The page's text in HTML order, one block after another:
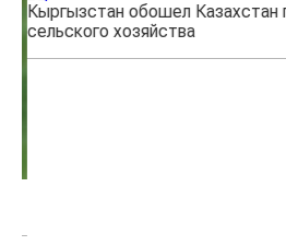
Кыргызстан обошел Казахстан
сельского хозяйства